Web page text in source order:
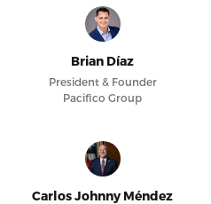
Brian Díaz
President & Founder
Pacifico Group
Carlos Johnny Méndez